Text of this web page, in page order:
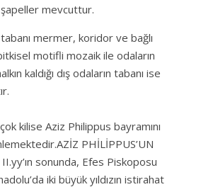
mevcuttur.
mermer, koridor ve bağlı
motifli mozaik ile odaların
kaldığı dış odaların tabanı ise
kilise Aziz Philippus bayramını
PHİLİPPUS’UN
sonunda, Efes Piskoposu
iki büyük yıldızın istirahat